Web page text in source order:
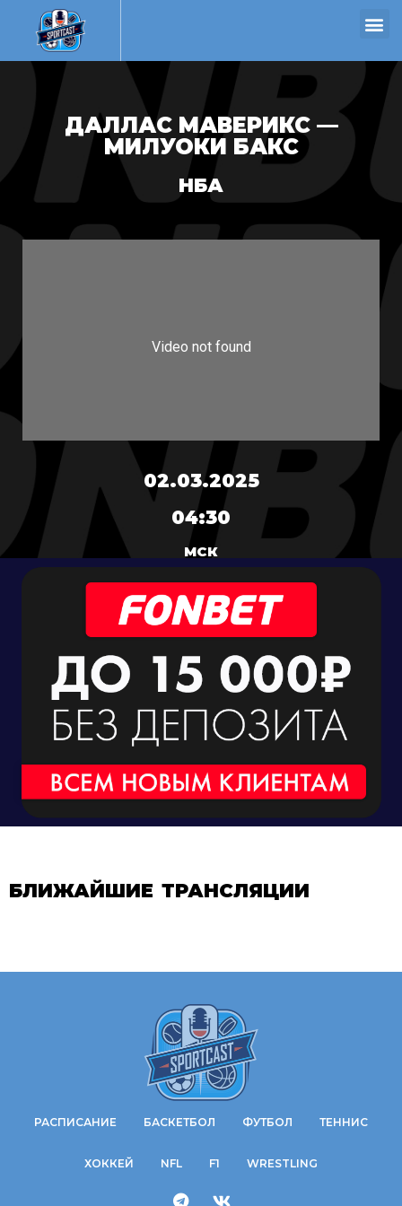
ДАЛЛАС МАВЕРИКС —
МИЛУОКИ БАКС
НБА
02.03.2025
04:30
МСК
БЛИЖАЙШИЕ ТРАНСЛЯЦИИ
РАСПИСАНИЕ БАСКЕТБОЛ ФУТБОЛ ТЕННИС
ХОККЕЙ NFL F1 WRESTLING